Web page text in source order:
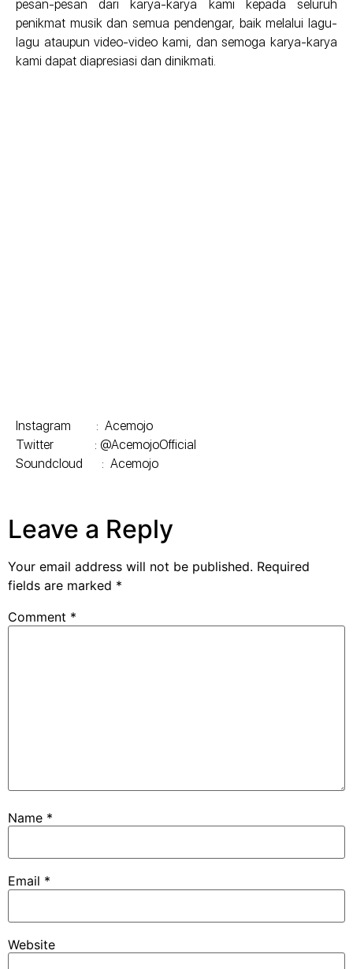
pesan-pesan dari karya-karya kami kepada seluruh
penikmat musik dan semua pendengar, baik melalui lagu-
lagu ataupun video-video kami, dan semoga karya-karya
kami dapat diapresiasi dan dinikmati.
Instagram : Acemojo
Twitter : @AcemojoOfficial
Soundcloud : Acemojo
Leave a Reply
Your email address will not be published. Required
fields are marked *
Comment *
Name *
Email *
Website